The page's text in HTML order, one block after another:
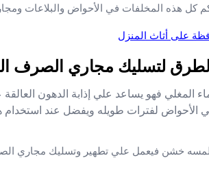
كل هذه المخلفات في الأحواض والبلاعات
على أثاث المنزل
لتسليك مجاري الصرف
المغلي فهو يساعد علي إذابة الدهون
الأحواض لفترات طويله ويفضل عند
خشن فيعمل علي تطهير وتسليك مجاري